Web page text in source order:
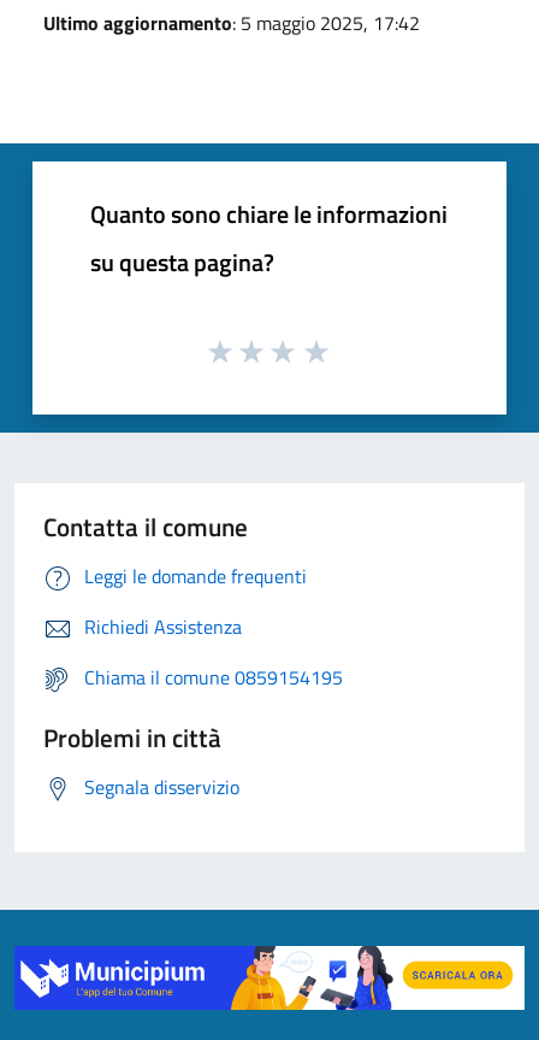
Ultimo aggiornamento: 5 maggio 2025, 17:42
Quanto sono chiare le informazioni
su questa pagina?
Contatta il comune
Leggi le domande frequenti
Richiedi Assistenza
Chiama il comune 0859154195
Problemi in città
Segnala disservizio